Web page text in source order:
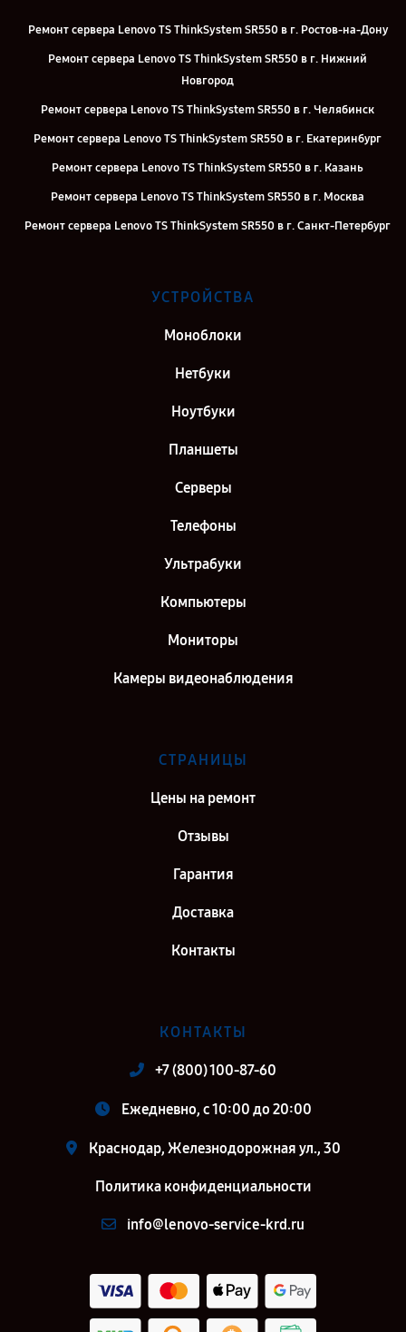
Ремонт сервера Lenovo TS ThinkSystem SR550 в г. Ростов-на-Дону
Ремонт сервера Lenovo TS ThinkSystem SR550 в г. Нижний
Новгород
Ремонт сервера Lenovo TS ThinkSystem SR550 в г. Челябинск
Ремонт сервера Lenovo TS ThinkSystem SR550 в г. Екатеринбург
Ремонт сервера Lenovo TS ThinkSystem SR550 в г. Казань
Ремонт сервера Lenovo TS ThinkSystem SR550 в г. Москва
Ремонт сервера Lenovo TS ThinkSystem SR550 в г. Санкт-Петербург
УСТРОЙСТВА
Моноблоки
Нетбуки
Ноутбуки
Планшеты
Серверы
Телефоны
Ультрабуки
Компьютеры
Мониторы
Камеры видеонаблюдения
СТРАНИЦЫ
Цены на ремонт
Отзывы
Гарантия
Доставка
Контакты
КОНТАКТЫ
+7 (800) 100-87-60
Ежедневно, с 10:00 до 20:00
Краснодар, Железнодорожная ул., 30
Политика конфиденциальности
info@lenovo-service-krd.ru